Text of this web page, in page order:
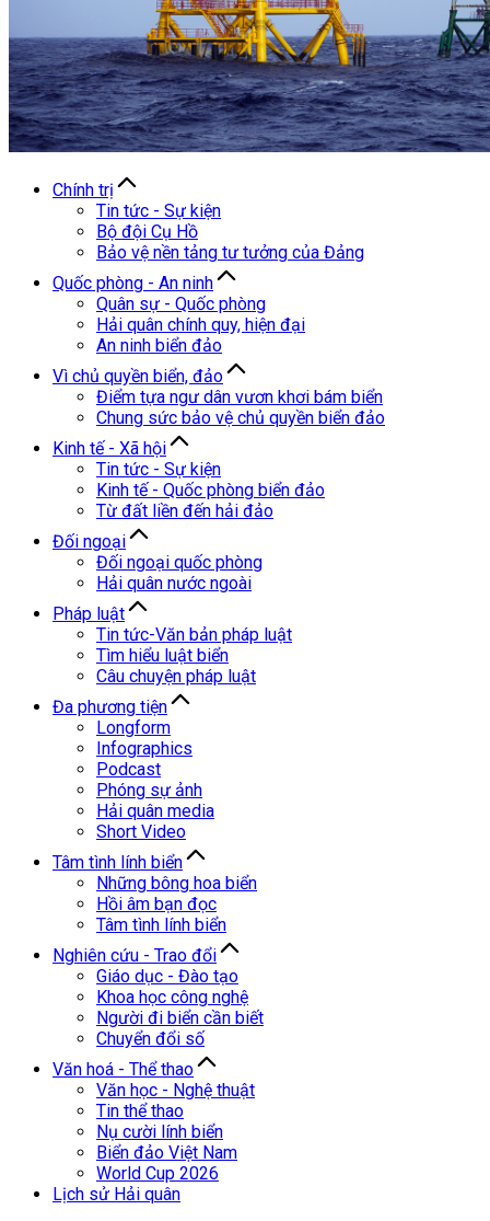
Chính trị
Tin tức - Sự kiện
Bộ đội Cụ Hồ
Bảo vệ nền tảng tư tưởng của Đảng
Quốc phòng - An ninh
Quân sự - Quốc phòng
Hải quân chính quy, hiện đại
An ninh biển đảo
Vì chủ quyền biển, đảo
Điểm tựa ngư dân vươn khơi bám biển
Chung sức bảo vệ chủ quyền biển đảo
Kinh tế - Xã hội
Tin tức - Sự kiện
Kinh tế - Quốc phòng biển đảo
Từ đất liền đến hải đảo
Đối ngoại
Đối ngoại quốc phòng
Hải quân nước ngoài
Pháp luật
Tin tức-Văn bản pháp luật
Tìm hiểu luật biển
Câu chuyện pháp luật
Đa phương tiện
Longform
Infographics
Podcast
Phóng sự ảnh
Hải quân media
Short Video
Tâm tình lính biển
Những bông hoa biển
Hồi âm bạn đọc
Tâm tình lính biển
Nghiên cứu - Trao đổi
Giáo dục - Đào tạo
Khoa học công nghệ
Người đi biển cần biết
Chuyển đổi số
Văn hoá - Thể thao
Văn học - Nghệ thuật
Tin thể thao
Nụ cười lính biển
Biển đảo Việt Nam
World Cup 2026
Lịch sử Hải quân